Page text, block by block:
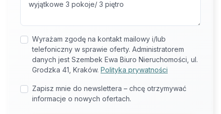
Wyrażam zgodę na kontakt mailowy i/lub
telefoniczny w sprawie oferty. Administratorem
danych jest Szembek Ewa Biuro Nieruchomości, ul.
Grodzka 41, Kraków. Polityka prywatności
Zapisz mnie do newslettera – chcę otrzymywać
informacje o nowych ofertach.